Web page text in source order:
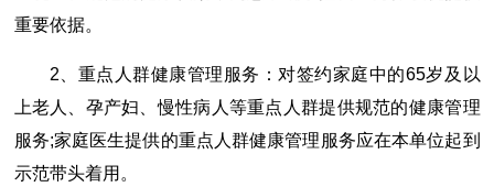
重要依据。
2、重点人群健康管理服务：对签约家庭中的65岁及以
上老人、孕产妇、慢性病人等重点人群提供规范的健康管理
服务;家庭医生提供的重点人群健康管理服务应在本单位起到
示范带头着用。